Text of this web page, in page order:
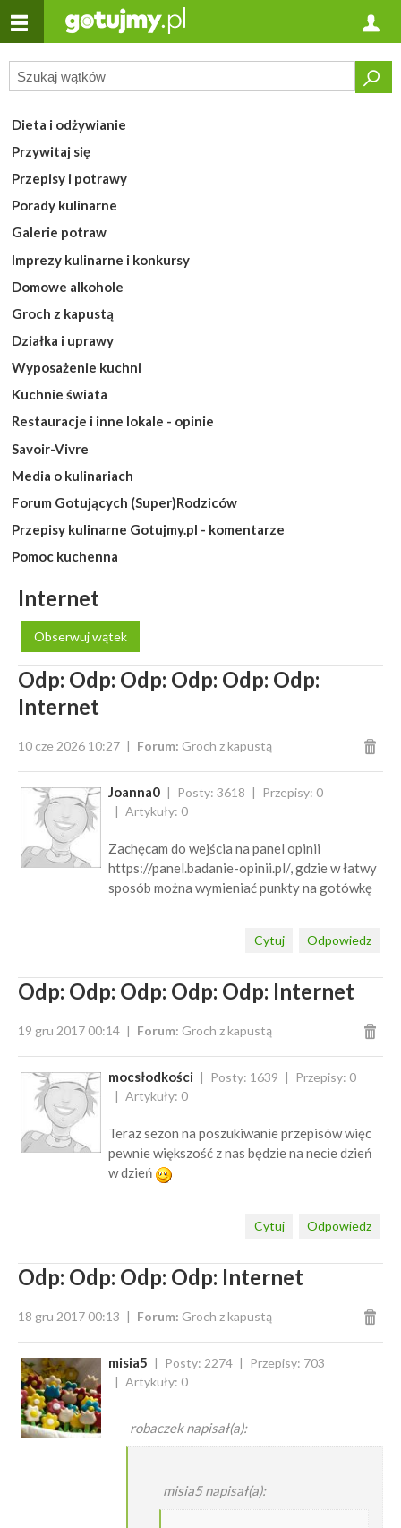
Dieta i odżywianie
Przywitaj się
Przepisy i potrawy
Porady kulinarne
Galerie potraw
Imprezy kulinarne i konkursy
Domowe alkohole
Groch z kapustą
Działka i uprawy
Wyposażenie kuchni
Kuchnie świata
Restauracje i inne lokale - opinie
Savoir-Vivre
Media o kulinariach
Forum Gotujących (Super)Rodziców
Przepisy kulinarne Gotujmy.pl - komentarze
Pomoc kuchenna
Internet
Obserwuj wątek
Odp: Odp: Odp: Odp: Odp: Odp:
Internet
10 cze 2026 10:27 Forum: Groch z kapustą
Joanna0 Posty: 3618
Przepisy: 0
Artykuły: 0
Zachęcam do wejścia na panel opinii
https://panel.badanie-opinii.pl/, gdzie w łatwy
sposób można wymieniać punkty na gotówkę
Odpowiedz
Cytuj
Odp: Odp: Odp: Odp: Odp: Internet
19 gru 2017 00:14 Forum: Groch z kapustą
mocsłodkości Posty: 1639
Przepisy: 0
Artykuły: 0
Teraz sezon na poszukiwanie przepisów więc
pewnie większość z nas będzie na necie dzień
w dzień
Odpowiedz
Cytuj
Odp: Odp: Odp: Odp: Internet
18 gru 2017 00:13 Forum: Groch z kapustą
misia5 Posty: 2274
Przepisy: 703
Artykuły: 0
robaczek napisał(a):
misia5 napisał(a):